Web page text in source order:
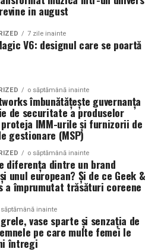
speciale din Maramureș,
cu capacitatea de
într-o amintire
si poate oferi un look
gresita poate strica
masinii este bine realizat.
la show-uri auto
Cluj, anvelopele nu sunt doar
ci si elemente vizuale. Publicul
detalii precum modul in
distanta fata de caroserie si
roata-janta.
dimensiuni corecte si uzura
imaginea profesionala a unei
cazuri, acestea completeaza
ales de proprietar, fie ca
sportiv sau minimalist.
in august
7 zile inainte
V6: designul care se poartă
o săptămână inainte
îmbunătățește guvernanța
de securitate a produselor
IMM-urile și furnizorii de
gestionare (MSP)
o săptămână inainte
diferența dintre un brand
unul european? Și de ce Geek &
a împrumutat trăsături coreene
săptămână inainte
vase sparte și senzația de
pe care multe femei le
întregi